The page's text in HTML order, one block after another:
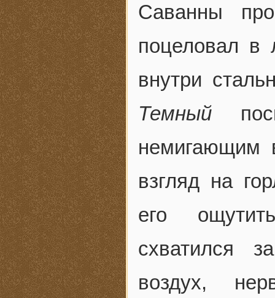
Саванны
поцеловал в
внутри
Темный
немигающим
взгляд на
его
схватился
воздух,